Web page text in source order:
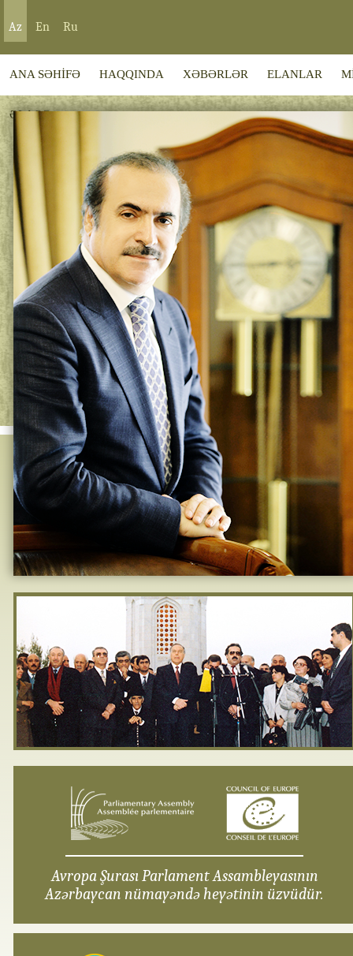
Az En Ru
ANA SƏHİFƏ HAQQINDA XƏBƏRLƏR ELANLAR
ƏLAQƏ
Avropa Şurası Parlament Assambleyasının
Azərbaycan nümayəndə heyətinin üzvüdür.